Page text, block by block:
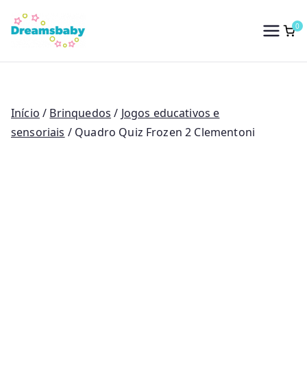
para
conteúdo
Dreams Baby
0
Início / Brinquedos / Jogos educativos e
sensoriais / Quadro Quiz Frozen 2 Clementoni